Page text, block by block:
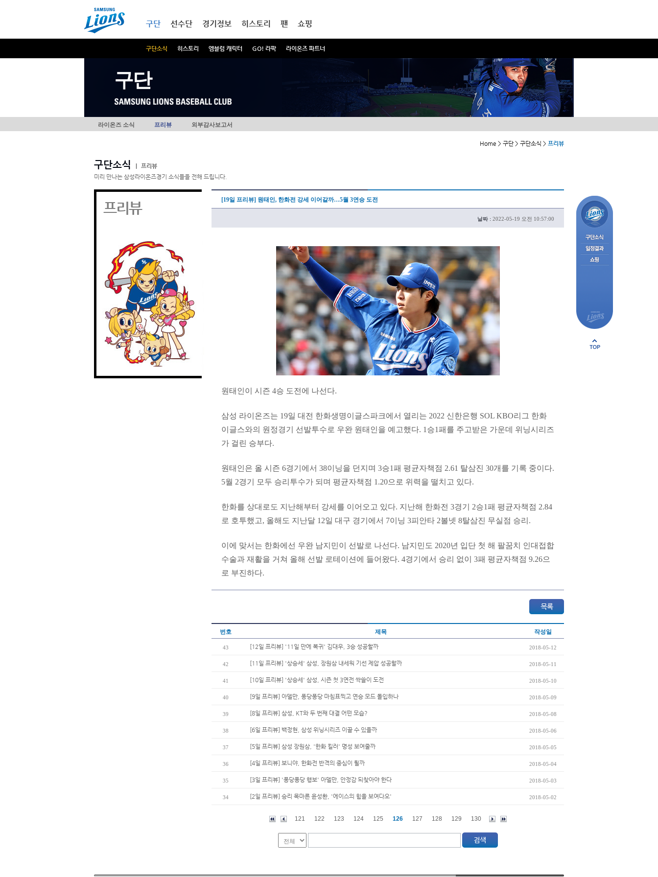
구단
구단소식 히스토리 엠블럼 캐릭터 GO! 라팍 라이온즈 파트너
선수단 경기정보 히스토리 팬 쇼핑
구단
라이온즈 소식 프리뷰 외부감사보고서
Home > 구단 > 구단소식 > 프리뷰
구단소식
프리뷰
미리 만나는 삼성라이온즈경기 소식들을 전해 드립니다.
프리뷰 [19일 프리뷰] 원태인, 한화전 강세 이어갈까…5월 3연승 도전
날짜 : 2022-05-19 오전 10:57:00
원태인이 시즌 4승 도전에 나선다.
삼성 라이온즈는 19일 대전 한화생명이글스파크에서 열리는 2022 신한은행 SOL KBO리그 한화
이글스와의 원정경기 선발투수로 우완 원태인을 예고했다. 1승1패를 주고받은 가운데 위닝시리즈
가 걸린 승부다.
원태인은 올 시즌 6경기에서 38이닝을 던지며 3승1패 평균자책점 2.61 탈삼진 30개를 기록 중이다.
5월 2경기 모두 승리투수가 되며 평균자책점 1.20으로 위력을 떨치고 있다.
한화를 상대로도 지난해부터 강세를 이어오고 있다. 지난해 한화전 3경기 2승1패 평균자책점 2.84
로 호투했고, 올해도 지난달 12일 대구 경기에서 7이닝 3피안타 2볼넷 8탈삼진 무실점 승리.
이에 맞서는 한화에선 우완 남지민이 선발로 나선다. 남지민도 2020년 입단 첫 해 팔꿈치 인대접합
수술과 재활을 거쳐 올해 선발 로테이션에 들어왔다. 4경기에서 승리 없이 3패 평균자책점 9.26으
로 부진하다.
번호 제목 작성일
43 [12일 프리뷰] '11일 만에 복귀' 김대우, 3승 성공할까 2018-05-12
42 [11일 프리뷰] '상승세' 삼성, 장원삼 내세워 기선 제압 성공할까 2018-05-11
41 [10일 프리뷰] '상승세' 삼성, 시즌 첫 3연전 싹쓸이 도전 2018-05-10
40 [9일 프리뷰] 아델만, 퐁당퐁당 마침표찍고 연승 모드 돌입하나 2018-05-09
39 [8일 프리뷰] 삼성, KT와 두 번째 대결 어떤 모습? 2018-05-08
38 [6일 프리뷰] 백정현, 삼성 위닝시리즈 이끌 수 있을까 2018-05-06
37 [5일 프리뷰] 삼성 장원삼, '한화 킬러' 명성 보여줄까 2018-05-05
36 [4일 프리뷰] 보니야, 한화전 반격의 중심이 될까 2018-05-04
35 [3일 프리뷰] '퐁당퐁당 행보' 아델만, 안정감 되찾아야 한다 2018-05-03
34 [2일 프리뷰] 승리 목마른 윤성환, '에이스의 힘을 보여다오' 2018-05-02
121 122 123 124 125 126 127 128 129 130